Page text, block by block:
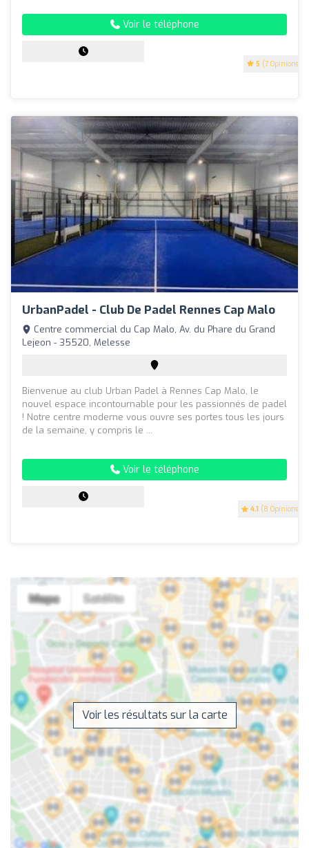
5 (7 Opinions)
Voir le téléphone
UrbanPadel - Club De Padel Rennes Cap Malo
4.1 (8 Opinions)
Centre commercial du Cap Malo, Av. du Phare du Grand
Lejeon - 35520, Melesse
Bienvenue au club Urban Padel à Rennes Cap Malo, le
nouvel espace incontournable pour les passionnés de padel
! Notre centre moderne vous ouvre ses portes tous les jours
de la semaine, y compris le ...
Voir le téléphone
Voir les résultats sur la carte